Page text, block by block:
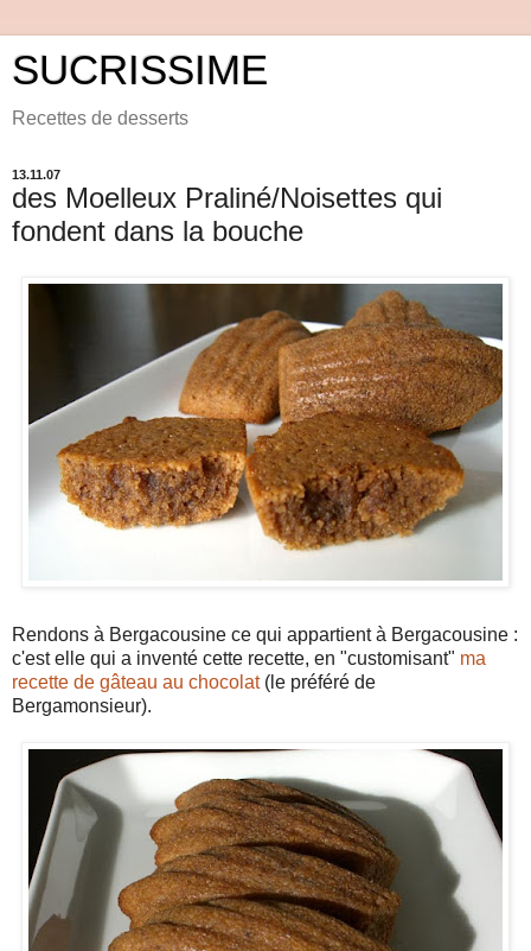
SUCRISSIME
Recettes de desserts
13.11.07
des Moelleux Praliné/Noisettes qui
fondent dans la bouche
Rendons à Bergacousine ce qui appartient à Bergacousine :
c'est elle qui a inventé cette recette, en "customisant" ma
recette de gâteau au chocolat(le préféré de
Bergamonsieur).